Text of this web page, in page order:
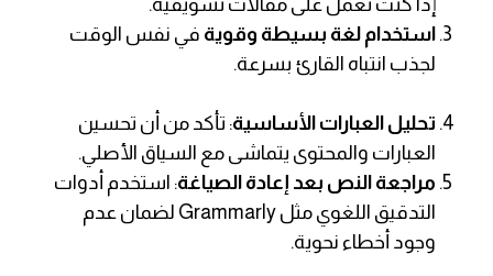
استخدام لغة بسيطة وقوية في نفس الوقت
لجذب انتباه القارئ بسرعة.
تحليل العبارات الأساسية: تأكد من أن تحسين
العبارات والمحتوى يتماشى مع السياق الأصلي.
مراجعة النص بعد إعادة الصياغة: استخدم أدوات
التدقيق اللغوي مثل Grammarly لضمان عدم
وجود أخطاء نحوية.